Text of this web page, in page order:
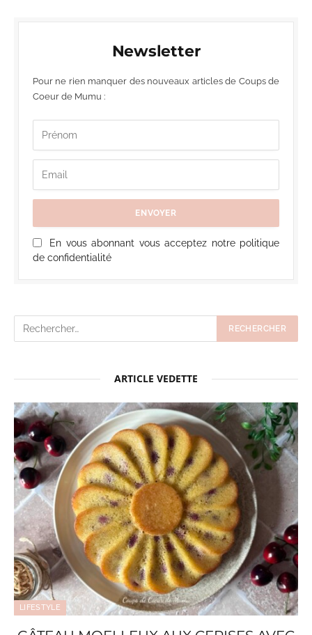
Newsletter
Pour ne rien manquer des nouveaux articles de Coups de
Coeur de Mumu :
En vous abonnant vous acceptez notre politique
de confidentialité
ARTICLE VEDETTE
LIFESTYLE